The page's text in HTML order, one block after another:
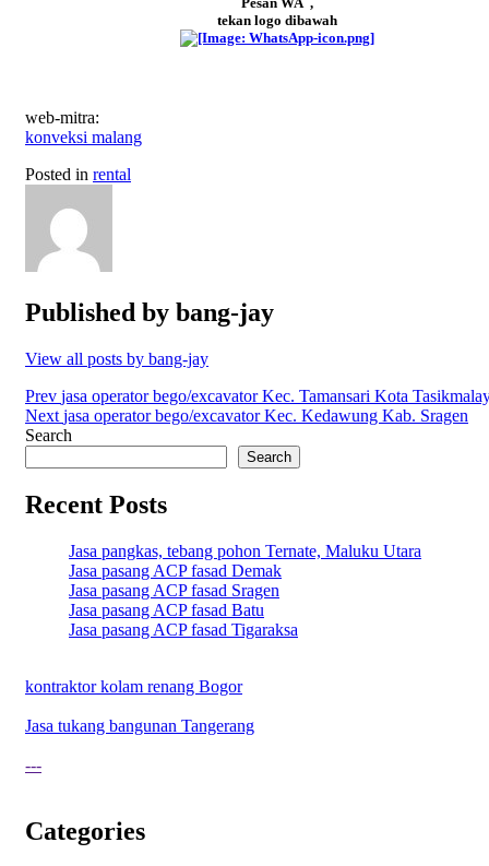
tekan logo dibawah
web-mitra:
konveksi malang
Posted in rental
Published by bang-jay
View all posts by bang-jay
Post
navigation
Prev jasa operator bego/excavator Kec. Tamansari Kota
Next jasa operator bego/excavator Kec. Kedawung Kab. Sragen
Search
Search
Recent Posts
Jasa pangkas, tebang pohon Ternate, Maluku Utara
Jasa pasang ACP fasad Demak
Jasa pasang ACP fasad Sragen
Jasa pasang ACP fasad Batu
Jasa pasang ACP fasad Tigaraksa
kontraktor kolam renang Bogor
Jasa tukang bangunan Tangerang
---
Categories